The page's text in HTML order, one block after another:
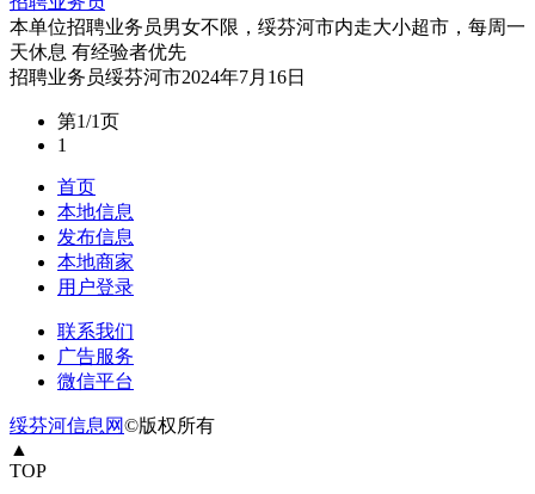
本单位招聘业务员男女不限，绥芬河市内走大小超市，每周一
天休息 有经验者优先
招聘业务员绥芬河市2024年7月16日
第1/1页
1
首页
本地信息
发布信息
本地商家
用户登录
联系我们
广告服务
微信平台
绥芬河信息网©版权所有
▲
TOP